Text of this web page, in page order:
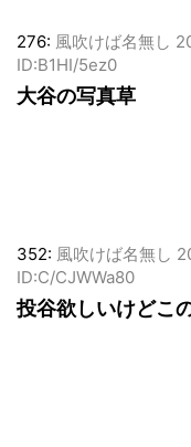
276: 風吹けば名無し
ID:B1HI/5ez0
大谷の写真草
352: 風吹けば名無し
ID:C/CJWWa80
投谷欲しいけどこ